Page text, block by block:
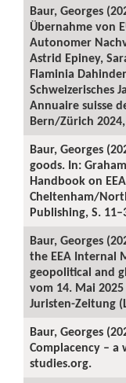
Baur, Georges
Übernahme von
Autonomer
Astrid Epiney,
Flaminia
Schweizerisches
Annuaire suisse
Bern/Zürich
Baur, Georges
goods. In:
Handbook on
Cheltenham/
Publishing, S.
Baur, Georges
the EEA Internal
geopolitical and
vom 14. Mai
Juristen-Zeitung
Baur, Georges
Complacency – a
studies.org.